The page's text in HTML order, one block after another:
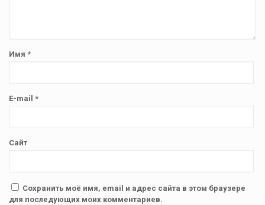
Имя *
E-mail *
Сайт
Сохранить моё имя, email и адрес сайта в этом браузере
для последующих моих комментариев.